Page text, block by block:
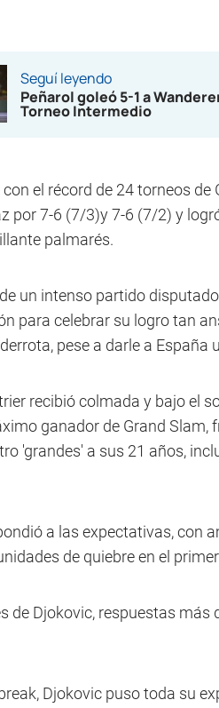
Seguí leyendo
Peñarol goleó 5-1 a
Torneo Intermedio
el récord de 24 torneos
por 7-6 (7/3)y 7-6 (7/2) y
palmarés.
un intenso partido
para celebrar su logro tan
pese a darle a España
recibió colmada y bajo el
ganador de Grand Slam,
'grandes' a sus 21 años,
a las expectativas, con
de quiebre en el
de Djokovic, respuestas más
Djokovic puso toda su